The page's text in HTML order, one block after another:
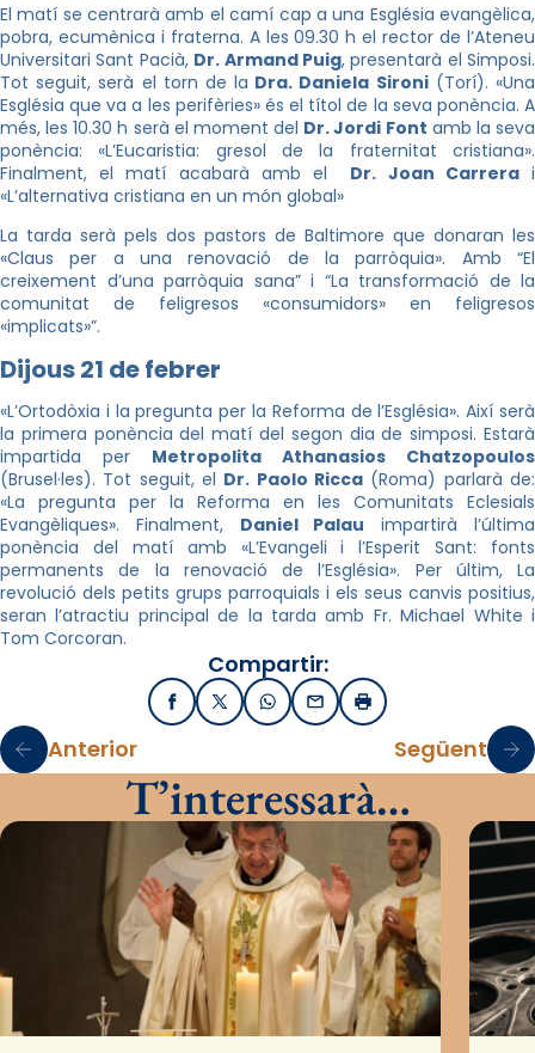
El matí se centrarà amb el camí cap a una Església evangèlica,
pobra, ecumènica i fraterna. A les 09.30 h el rector de l’Ateneu
Universitari Sant Pacià, Dr. Armand Puig, presentarà el Simposi.
Tot seguit, serà el torn de la Dra. Daniela Sironi(Torí). «Una
Església que va a les perifèries» és el títol de la seva ponència. A
més, les 10.30 h serà el moment del Dr. Jordi Font amb la seva
ponència: «L’Eucaristia: gresol de la fraternitat cristiana».
Finalment, el matí acabarà amb el
Dr. Joan Carrerai
«L’alternativa cristiana en un món global»
La tarda serà pels dos pastors de Baltimore que donaran les
«Claus per a una renovació de la parròquia». Amb “El
creixement d’una parròquia sana” i “La transformació de la
comunitat de feligresos «consumidors» en feligresos
«implicats»”.
Dijous 21 de febrer
«L’Ortodòxia i la pregunta per la Reforma de l’Església». Així serà
la primera ponència del matí del segon dia de simposi. Estarà
impartida per Metropolita Athanasios Chatzopoulos
(Brusel·les). Tot seguit, el Dr. Paolo Ricca (Roma) parlarà de:
«La pregunta per la Reforma en les Comunitats Eclesials
Evangèliques». Finalment, Daniel Palau impartirà l’última
ponència del matí amb «L’Evangeli i l’Esperit Sant: fonts
permanents de la renovació de l’Església». Per últim, La
revolució dels petits grups parroquials i els seus canvis positius,
seran l’atractiu principal de la tarda amb Fr. Michael White i
Tom Corcoran.
Compartir:
FacebookX / TwitterWhatsApp
EmailImprimir
Anterior Següent
T’interessarà…